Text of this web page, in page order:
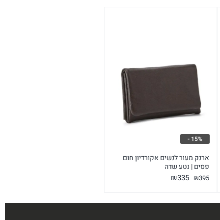
ארנק מעור לנשים אקורדיון חום
פסים | נטע שדה
₪395
המחיר
היה:
₪335
הוא:
15% -